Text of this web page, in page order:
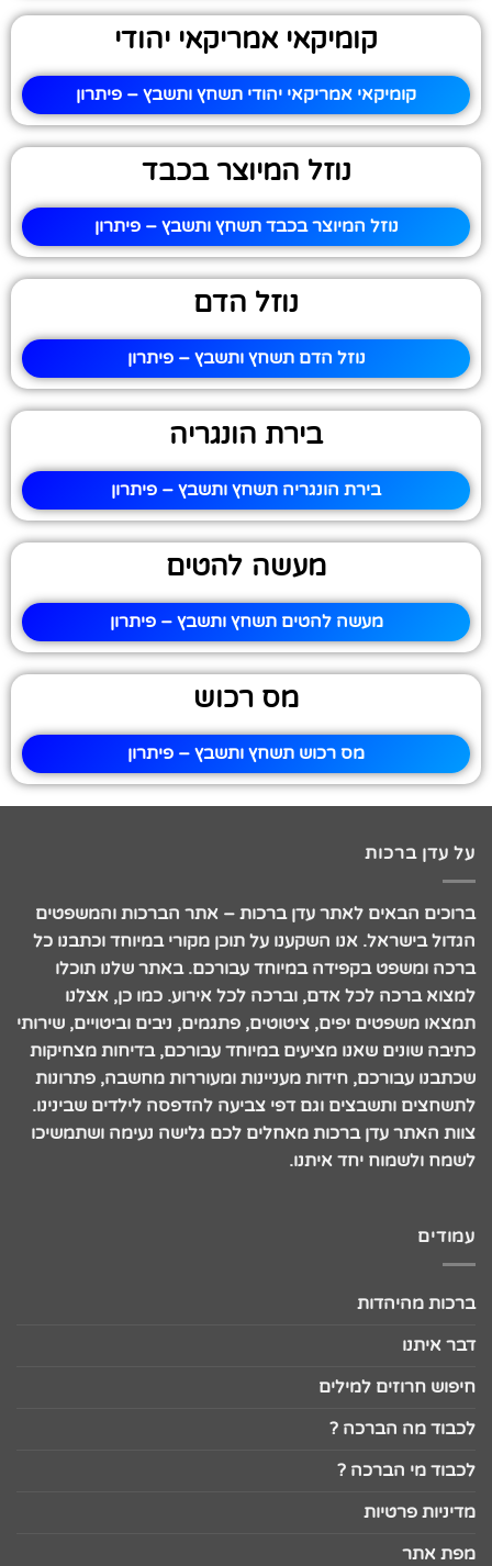
קומיקאי אמריקאי יהודי
קומיקאי אמריקאי יהודי תשחץ ותשבץ – פיתרון
נוזל המיוצר בכבד
נוזל המיוצר בכבד תשחץ ותשבץ – פיתרון
נוזל הדם
נוזל הדם תשחץ ותשבץ – פיתרון
בירת הונגריה
בירת הונגריה תשחץ ותשבץ – פיתרון
מעשה להטים
מעשה להטים תשחץ ותשבץ – פיתרון
מס רכוש
מס רכוש תשחץ ותשבץ – פיתרון
על עדן ברכות
ברוכים הבאים לאתר עדן ברכות – אתר הברכות והמשפטים
הגדול בישראל. אנו השקענו על תוכן מקורי במיוחד וכתבנו כל
ברכה ומשפט בקפידה במיוחד עבורכם. באתר שלנו תוכלו
למצוא ברכה לכל אדם, וברכה לכל אירוע. כמו כן, אצלנו
תמצאו משפטים יפים, ציטוטים, פתגמים, ניבים וביטויים, שירותי
כתיבה שונים שאנו מציעים במיוחד עבורכם, בדיחות מצחיקות
שכתבנו עבורכם, חידות מעניינות ומעוררות מחשבה, פתרונות
לתשחצים ותשבצים וגם דפי צביעה להדפסה לילדים שבינינו.
צוות האתר עדן ברכות מאחלים לכם גלישה נעימה ושתמשיכו
לשמח ולשמוח יחד איתנו.
עמודים
ברכות מהיהדות
דבר איתנו
חיפוש חרוזים למילים
לכבוד מה הברכה ?
לכבוד מי הברכה ?
מדיניות פרטיות
מפת אתר